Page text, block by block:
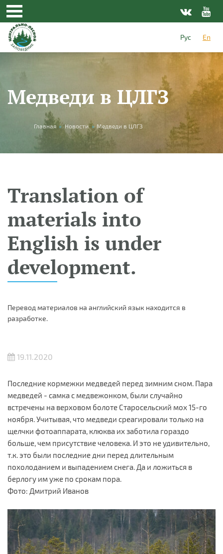
Skip to main content
Рус
En
Медведи в ЦЛГЗ
You are here
Главная » Новости » Медведи в ЦЛГЗ
Translation of
materials into
English is under
development.
Перевод материалов на английский язык находится в
разработке.
19.11.2020
Последние кормежки медведей перед зимним сном. Пара
медведей - самка с медвежонком, были случайно
встречены на верховом болоте Старосельский мох 15-го
ноября. Учитывая, что медведи среагировали только на
щелчки фотоаппарата, клюква их заботила гораздо
больше, чем присутствие человека. И это не удивительно,
т.к. это были последние дни перед длительным
похолоданием и выпадением снега. Да и ложиться в
берлогу им уже по срокам пора.
Фото: Дмитрий Иванов